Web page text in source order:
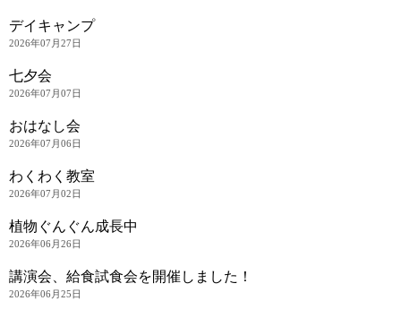
デイキャンプ
2026年07月27日
七夕会
2026年07月07日
おはなし会
2026年07月06日
わくわく教室
2026年07月02日
植物ぐんぐん成長中
2026年06月26日
講演会、給食試食会を開催しました！
2026年06月25日